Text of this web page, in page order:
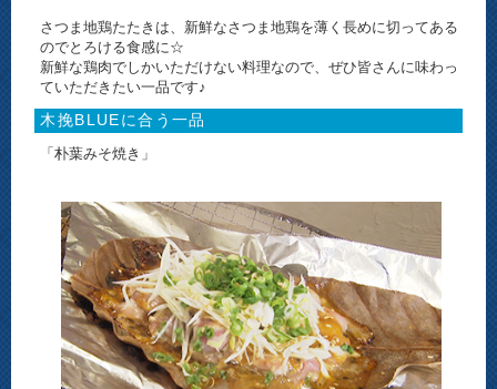
さつま地鶏たたきは、新鮮なさつま地鶏を薄く長めに切ってある
のでとろける食感に☆
新鮮な鶏肉でしかいただけない料理なので、ぜひ皆さんに味わっ
ていただきたい一品です♪
木挽BLUEに合う一品
「朴葉みそ焼き」